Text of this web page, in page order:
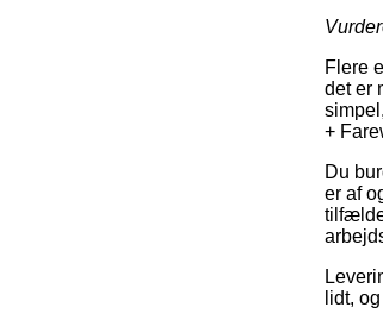
Flere
det er
+
Du
er af
lidt,